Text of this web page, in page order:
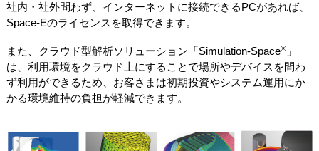
社内・社外問わず、インターネットに接続できるPCがあれば、
Space-Eのライセンスを取得できます。
また、クラウド型解析ソリューション「Simulation-Space®」
は、利用環境をクラウド上にすることで場所やデバイスを問わ
ず利用ができるため、お客さまは初期投資やシステム運用にか
かる環境維持の負担が軽減できます。